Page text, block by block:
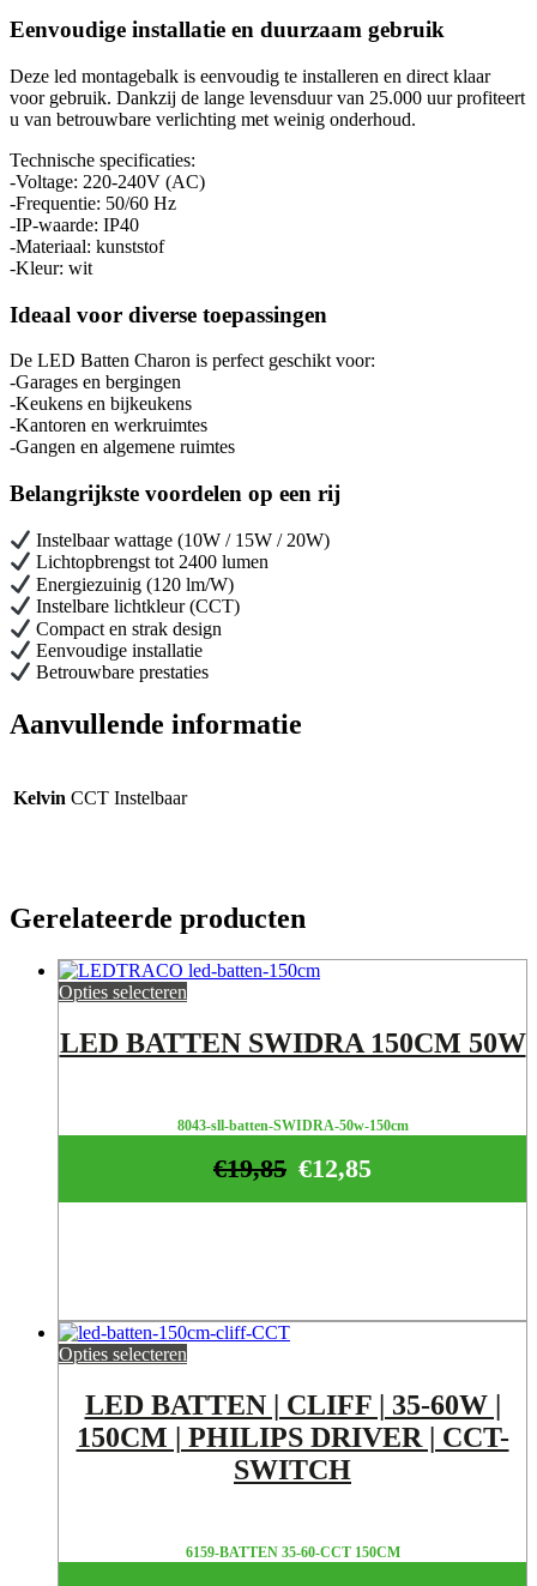
Eenvoudige installatie en duurzaam gebruik
Deze led montagebalk is eenvoudig te installeren en direct klaar
voor gebruik. Dankzij de lange levensduur van 25.000 uur profiteert
u van betrouwbare verlichting met weinig onderhoud.
Technische specificaties:
-Voltage: 220-240V (AC)
-Frequentie: 50/60 Hz
-IP-waarde: IP40
-Materiaal: kunststof
-Kleur: wit
Ideaal voor diverse toepassingen
De LED Batten Charon is perfect geschikt voor:
-Garages en bergingen
-Keukens en bijkeukens
-Kantoren en werkruimtes
-Gangen en algemene ruimtes
Belangrijkste voordelen op een rij
Instelbaar wattage (10W / 15W / 20W)
Lichtopbrengst tot 2400 lumen
Energiezuinig (120 lm/W)
Instelbare lichtkleur (CCT)
Compact en strak design
Eenvoudige installatie
Betrouwbare prestaties
Aanvullende informatie
Kelvin CCT Instelbaar
Gerelateerde producten
Opties selecteren
LED BATTEN SWIDRA 150CM 50W
8043-sll-batten-SWIDRA-50w-150cm
€12,85
€19,85
Opties selecteren
LED BATTEN | CLIFF | 35-60W |
150CM | PHILIPS DRIVER | CCT-
SWITCH
6159-BATTEN 35-60-CCT 150CM